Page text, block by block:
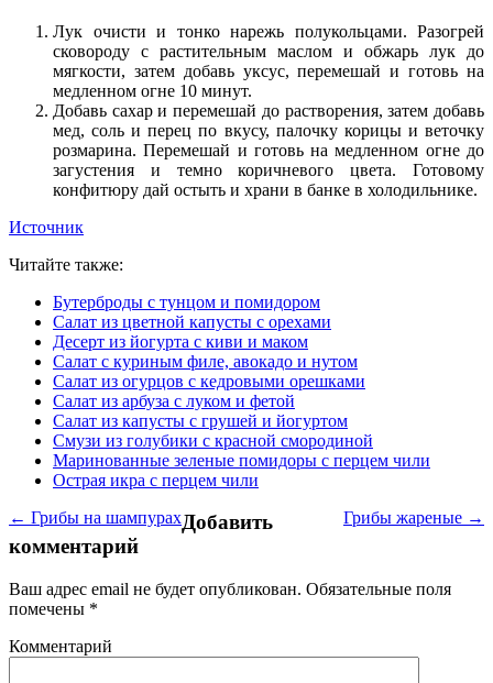
Лук очисти и тонко нарежь полукольцами. Разогрей
сковороду с растительным маслом и обжарь лук до
мягкости, затем добавь уксус, перемешай и готовь на
медленном огне 10 минут.
Добавь сахар и перемешай до растворения, затем добавь
мед, соль и перец по вкусу, палочку корицы и веточку
розмарина. Перемешай и готовь на медленном огне до
загустения и темно коричневого цвета. Готовому
конфитюру дай остыть и храни в банке в холодильнике.
Источник
Читайте также:
Бутерброды с тунцом и помидором
Салат из цветной капусты с орехами
Десерт из йогурта с киви и маком
Салат с куриным филе, авокадо и нутом
Салат из огурцов с кедровыми орешками
Салат из арбуза с луком и фетой
Салат из капусты с грушей и йогуртом
Смузи из голубики с красной смородиной
Маринованные зеленые помидоры с перцем чили
Острая икра с перцем чили
← Грибы на шампурах
Грибы жареные →
Добавить
комментарий
Ваш адрес email не будет опубликован. Обязательные поля
помечены *
Комментарий